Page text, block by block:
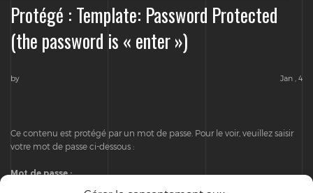
Protégé : Template: Password Protected
(the password is « enter »)
by Jan , 4
Ce contenu est protégé par un mot de passe. Pour le voir, veuillez saisir
votre mot de passe ci-dessous :
Mot de passe :